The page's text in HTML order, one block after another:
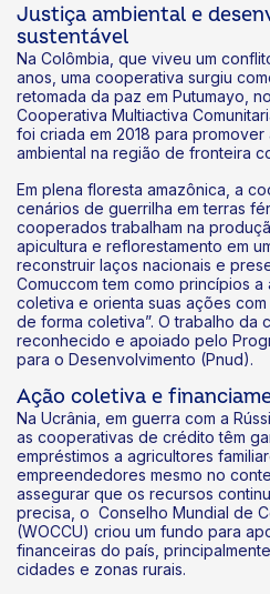
Justiça ambiental e
sustentável
Na Colômbia, que viveu um
anos, uma cooperativa surgiu
retomada da paz em Putumayo,
Cooperativa Multiactiva
foi criada em 2018 para
ambiental na região de fronteira
Em plena floresta amazônica, a
cenários de guerrilha em terras
cooperados trabalham na
apicultura e reflorestamento em
reconstruir laços nacionais e
Comuccom tem como princípios
coletiva e orienta suas ações
de forma coletiva”. O trabalho da
reconhecido e apoiado pelo
para o Desenvolvimento (Pnud).
Ação coletiva e
Na Ucrânia, em guerra com a
as cooperativas de crédito têm
empréstimos a agricultores
empreendedores mesmo no
assegurar que os recursos
precisa, o Conselho Mundial de
(WOCCU) criou um fundo para
financeiras do país,
cidades e zonas rurais.